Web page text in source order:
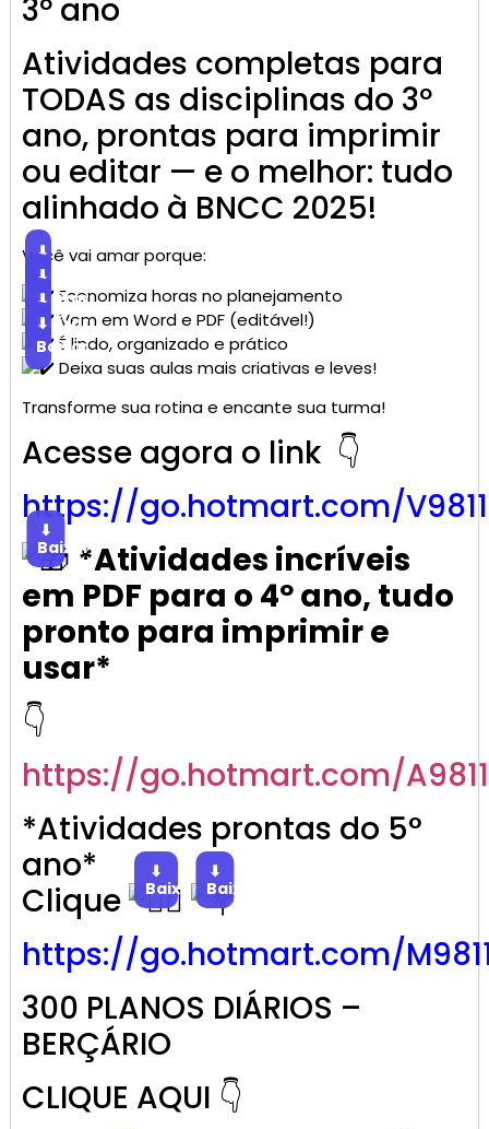
3º ano
Atividades completas para
TODAS as disciplinas do 3º
ano, prontas para imprimir
ou editar — e o melhor: tudo
alinhado à BNCC 2025!
Você vai amar porque:
⬇
Baixar
Economiza horas no planejamento
⬇
Baixar
Vem em Word e PDF (editável!)
⬇
Baixar
É lindo, organizado e prático
⬇
Baixar
Deixa suas aulas mais criativas e leves!
Transforme sua rotina e encante sua turma!
Acesse agora o link 👇
https://go.hotmart.com/
⬇
Baixar*Atividades incríveis
em PDF para o 4º ano, tudo
pronto para imprimir e
usar*
👇
https://go.hotmart.com/
*Atividades prontas do 5°
ano*
Clique
⬇
Baixar
⬇
Baixar
https://go.hotmart.com/
300 PLANOS DIÁRIOS –
BERÇÁRIO
CLIQUE AQUI 👇